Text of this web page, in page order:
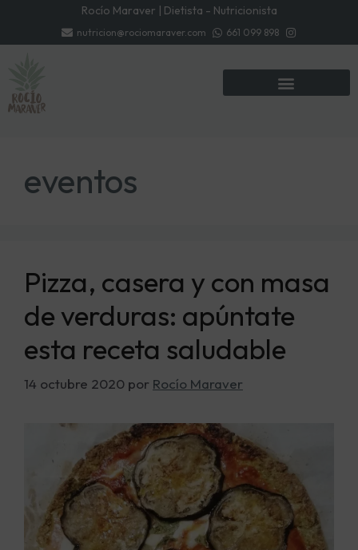
Rocío Maraver | Dietista - Nutricionista
nutricion@rociomaraver.com 661 099 898
eventos
Pizza, casera y con masa
de verduras: apúntate
esta receta saludable
14 octubre 2020 por Rocío Maraver